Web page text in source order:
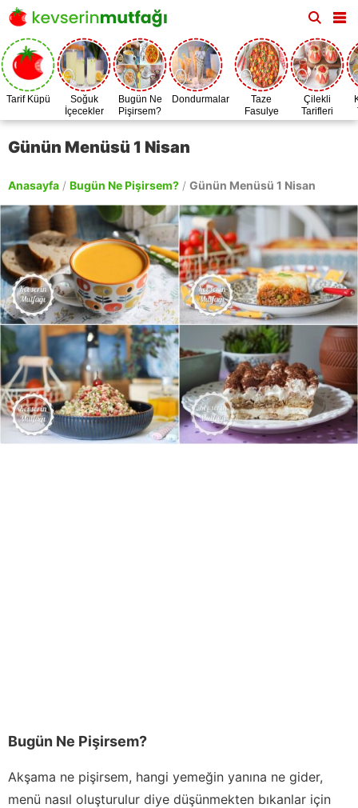
Tarif Küpü
Soğuk
İçecekler
Bugün Ne
Pişirsem?
Dondurmalar
Taze
Fasulye
Zamanı
Çilekli
Tarifleri
Günün Menüsü 1 Nisan
Anasayfa / Bugün Ne Pişirsem? / Günün Menüsü 1 Nisan
Bugün Ne Pişirsem?
Akşama ne pişirsem, hangi yemeğin yanına ne gider,
menü nasıl oluşturulur diye düşünmekten bıkanlar için